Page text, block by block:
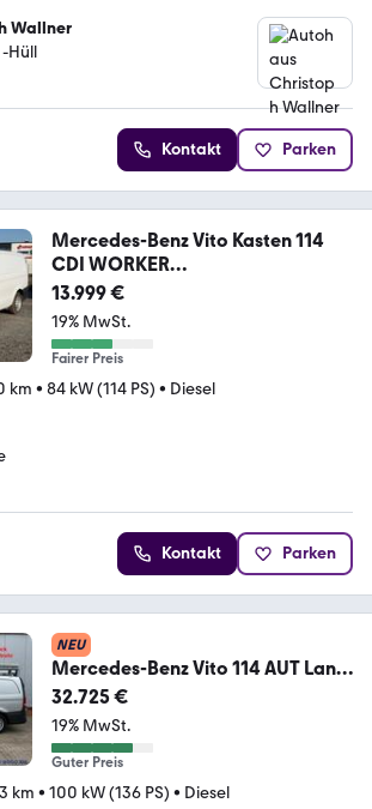
Wallner
Hüll
Kontakt Parken
Mercedes-Benz Vito Kasten 114
CDI WORKER
extralang*Klima*1.Hd*
13.999 €
19% MwSt.
Fairer Preis
km • 84 kW (114 PS) • Diesel
Kontakt Parken
NEU
Mercedes-Benz Vito 114 AUT Lang
Sortimo Werkstatt & Dachsystem
32.725 €
19% MwSt.
Guter Preis
km • 100 kW (136 PS) • Diesel